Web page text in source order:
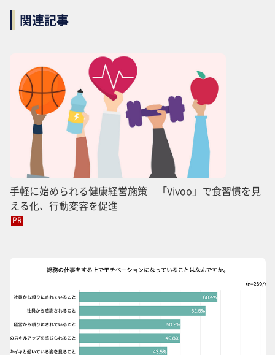
関連記事
手軽に始められる健康経営施策 「Vivoo」で食習慣を見
える化、行動変容を促進
PR